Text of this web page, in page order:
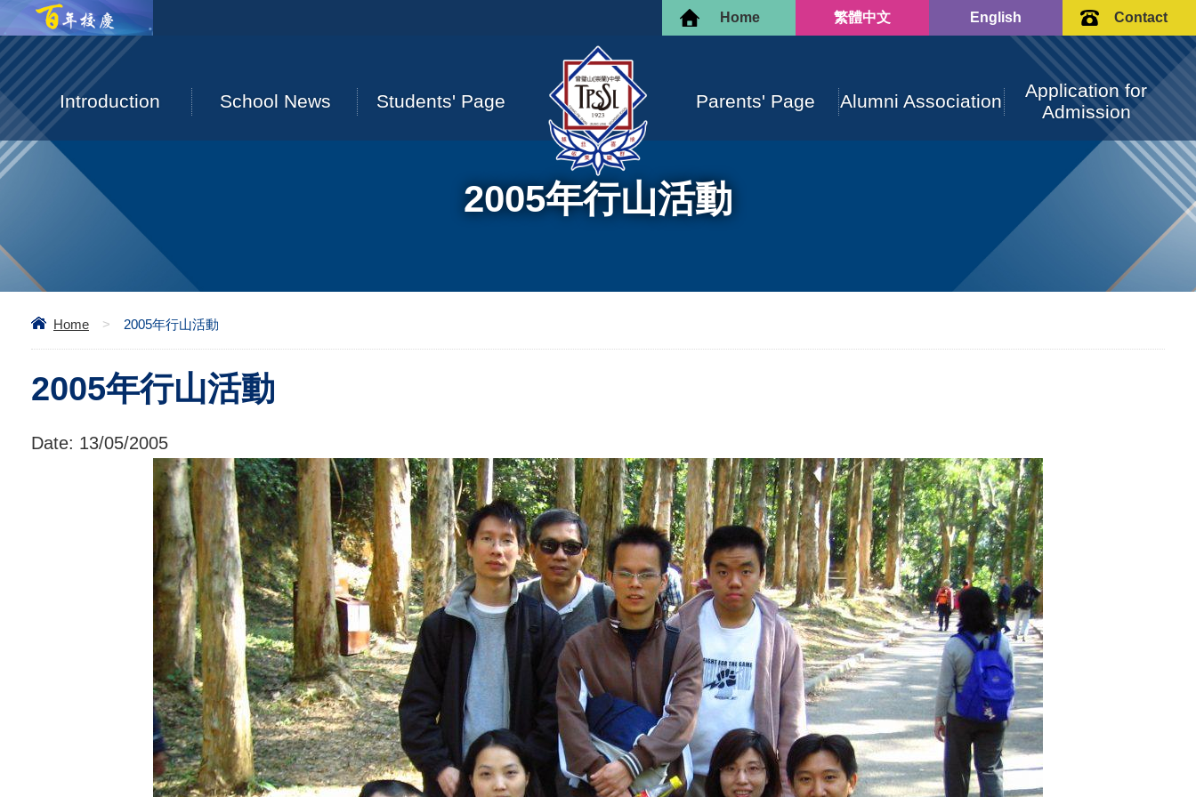
Contact
English
繁體中文
Home
Introduction School News Students' Page Parents' Page Alumni Association
Application for
Admission
2005年行山活動
Home > 2005年行山活動
2005年行山活動
Date: 13/05/2005